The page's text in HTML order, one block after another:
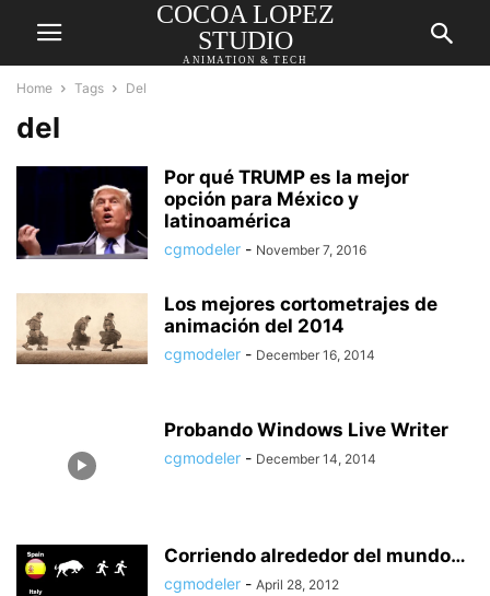
COCOA LOPEZ
STUDIO
ANIMATION & TECH
Home Tags Del
del
Por qué TRUMP es la mejor
opción para México y
latinoamérica
cgmodeler - November 7, 2016
Los mejores cortometrajes de
animación del 2014
cgmodeler - December 16, 2014
Probando Windows Live Writer
cgmodeler - December 14, 2014
Corriendo alrededor del mundo…
cgmodeler - April 28, 2012